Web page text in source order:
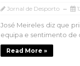
Jornal de Desporto
José Meireles diz que
equipa e sentimento de
Read More »